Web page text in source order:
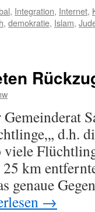
, Integration, Internet,
, demokratie, Islam,
d.h.
viele
km
genaue
→